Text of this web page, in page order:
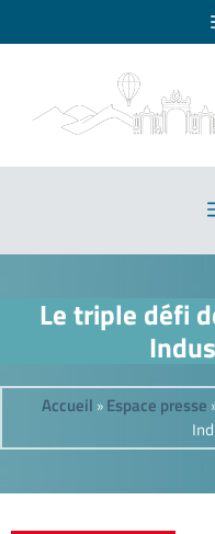
Le triple défi
Accueil » Espace presse